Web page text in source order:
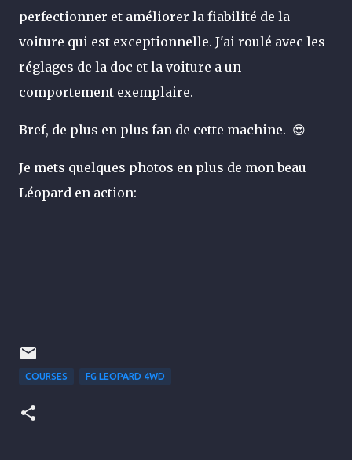
perfectionner et améliorer la fiabilité de la
voiture qui est exceptionnelle. J'ai roulé avec les
réglages de la doc et la voiture a un
comportement exemplaire.
Bref, de plus en plus fan de cette machine. 😍
Je mets quelques photos en plus de mon beau
Léopard en action:
COURSES FG LEOPARD 4WD